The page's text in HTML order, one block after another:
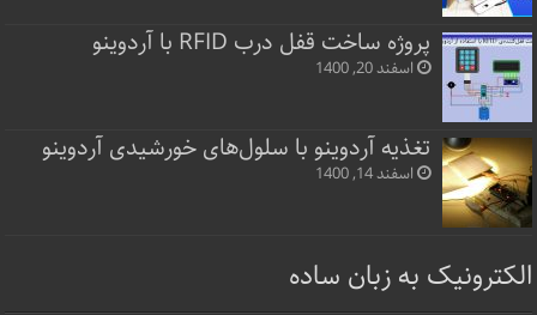
پروژه ساخت قفل‌ درب RFID با آردوینو
اسفند 20, 1400
تغذیه آردوینو با سلول‌های خورشیدی آردوینو
اسفند 14, 1400
الکترونیک به زبان ساده